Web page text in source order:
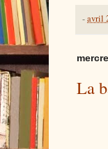
-avril
La